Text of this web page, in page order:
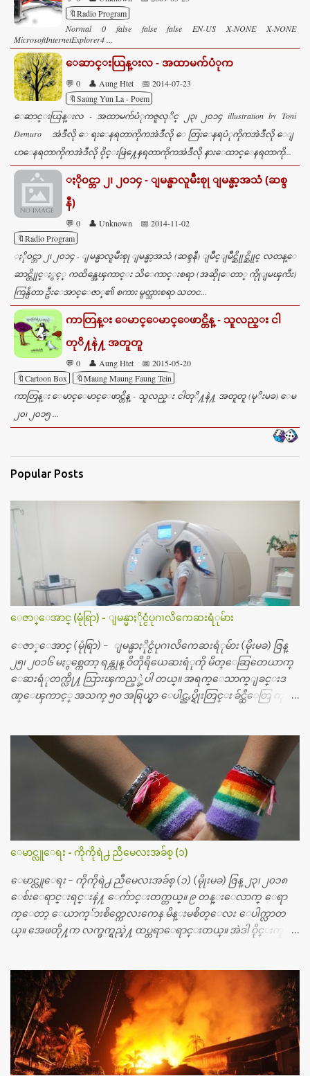
🔖Radio Program
Normal 0 false false false EN-US X-NONE X-NONE
MicrosoftInternetExplorer4 ...
ေဆာင္းယြန္းလ - အထာမက်ပံုက
💬 0 👤 Aung Htet
📅 2014-07-23
🔖Saung Yun La - Poem
ေဆာင္းယြန္းလ - အထာမက်ပံုကဇူလုိင္ ၂၃၊ ၂၀၁၄ illustration by Toni
Demuro အဲဒီလို ေရးေနရတာကိုကအဲဒီလို ေတြးေနရပံုကိုကအဲဒီလို ေျ
ပာေနရတာကိုကအဲဒီလို ၀ိုင္းဖြဲ႔ေနရတာကိုကအဲဒီလို နားေထာင္ေနရတာကို...
ႏို၀င္ဘာ ၂၊ ၂၀၁၄ - ျမန္မာလူမ်ဴိးစုု ျမန္မာ့အသံ (ဆစ္ဒ
နီ)
💬 0 👤 Unknown
📅 2014-11-02
🔖Radio Program
ႏို၀င္ဘာ ၂၊ ၂၀၁၄ - ျမန္မာလူမ်ဴိးစုု ျမန္မာ့အသံ (ဆစ္ဒနီ) ျမိဳင္ျမိဳင္ဆိုုင္ဆိုုင္ လတန္ေ
ဆာင္တိုုင္ႏွင့္ ကထိန္အေၾကာင္း သိေကာင္းစရာ (အဆိုုေတာ္ ကိုုျမၾကီး)
ကြန္ပ်ဴတာ ဦးေအာင္ေဇာ္၏ စကား မွတ္သားစရာ သတင...
ကာတြန္း ေမာင္ေမာင္ေဖာင္တိန္ - သူလည္း ငါ
တုိ႔နဲ႔ အတူတူ
💬 0 👤 Aung Htet
📅 2015-05-20
🔖Cartoon Box
🔖Maung Maung Faung Tein
ကာတြန္း ေမာင္ေမာင္ေဖာင္တိန္ - သူလည္း ငါတုိ႔နဲ႔ အတူတူ (မုိးမခ) ေမ
၂၀၊ ၂၀၁၅ ...
Popular Posts
ေဇာ္ေအာင္ (မုံရြာ) - ျမန္မာႏိုင္ငံပုဂၢလိကေဆးရံုမ်ား
ေဇာ္ေအာင္ (မုံရြာ) - ျမန္မာႏိုင္ငံပုဂၢလိကေဆးရံုမ်ား (မိုးမခ) ဇြန္
၂၅၊ ၂၀၁၆ မႏွစ္ကေတာ့ ရန္ကုန္ ဝိတိုရိယေဆးရံုကို မိတ္ေဆြတေယာက္
ေဆးရံုတက္လို႔ သြားၾကည့္ခဲ့ပါ တယ္။ အရက္ေသာက္ျခင္းဒ
ဏ္ေၾကာင့္ အသက္ ၅၀ အရြယ္မွာ ေပါင္ညႇပ္ရိုးတြင္း ခ်င္ဆီေတြ ကုန္ခ
စၿပီး၊ အာရွေတာ္ဝင္ခြဲစိတ္ခန္းကို ငွားရမ္းခြဲစိတ္ အရိုးအစားထိုးကုပါတ
ယ္။ ေဆးစစ္၊ေဆးဝယ္၊ ခြဲစိတ္ကု၊ အရိုးအစားထိုးပစၥည္း စတဲ့စရိ
တ္ေတြနဲ႔ေဆးရံုမွာ ၂ ပတ္ေနထိုင္စရိတ္ သိန္း ၇၀ ေလာက္ ကုန္သြား
ပါတယ္။ သူငယ္ခ်င္းျဖစ္သူကို လာေတြ႔ရင္း ဟိုတယ္လို သန္႔ရွင္းသ
ပ္ရပ္တဲ့ ဝိတိုရိယေဆးရံုမွာ စီတီစကင္ နဲ႔ အမ္အာအိုင္1 စက္ခန္းကိုေ
တြ႔လို႔ေမးၾကည့္ေတာ့ တခါစမ္းရင္ က်ပ္တသိန္းေက်ာ္ က်သင့္
တယ္သိရပါတယ္။ တခါတေလ ကိုယ္လက္ေျခ၊ ဦးေႏွာက္ေတြ အေသး
စိတ္ၾကည့္လိုရင္ ဒီစက္ၾကီးေတြနဲ႔ စမ္းသပ္ရပါတယ္။ ခႏၱာကိုယ္အစိတ္ပို
င္း ကလီစာေတြကိုၾကည့္ရႈတဲ့ အာလထရာေဆာင္း2 စက္ေတြ
ကေတာ့ ေစ်းသိပ္မႀကီးလို႔ ျမန္မာျပည္ေဆးရံုတိုင္းရွိပါတယ္။
တစ္ခါစမ္းရင္ က်ပ္တစ္ေသာင္းေလာက္ က်သင့္ပါတယ္။ စာေရးသူ လြ
န္ခဲ့တဲ့ (၂)...
ေမာင္လူေရး - ကိုကိုရဲ႕ ညီမေလးအခ်စ္ (၁)
ေမာင္လူေရး - ကိုကိုရဲ႕ ညီမေလးအခ်စ္ (၁) (မိုုးမခ) ဇြန္ ၂၃၊ ၂၀၁၈
ေစ်းေရာင္းရင္းနဲ႔ ေက်ာင္းတက္တယ္။ ၉ တန္းေလာက္ ေရာ
က္ေတာ့ ေယာက္်ားစိတ္ကေလးကေန မိန္းမစိတ္ေလး ေပါက္လာတ
ယ္။ အေဖတို႔က လက္ဖက္ရည္နဲ႔ ထပ္တရာေရာင္းတယ္။ အဲဒါ ဝိုင္းကူ
တယ္။ ပန္းပန္တယ္။ မိန္းကေလး အဝတ္အစားေတြကိုလည္း ခုိးဝတ္တ
ယ္။ မိန္းမစိတ္ရွိေတာ့ ရွိေပမယ့္ ကိုယ့္ကိုယ္ကို မိန္းမစိတ္ေပါက္မွန္း
သိတာက ၉ တန္း၊ ၁၀ တန္းေလာက္ကမွ။ ညီအစ္ကို ေမာင္နွမ အားလံုး ၆
ေယာက္ရွိတယ္။ အစ္ကို ၃ ေယာက္၊ အစ္မ ႏွစ္ေယာက္။ အစ္ကိုေတြက
လည္း သူ႔ အေပါင္းအသင္းနဲ႔ သူဆိုေတာ့ အမေတြနဲ႔ဘဲ ေပါ
င္းတယ္။ ျပီးေတာ့ အေဖကလည္း ေယာက္်ားဆုိ ေယာ